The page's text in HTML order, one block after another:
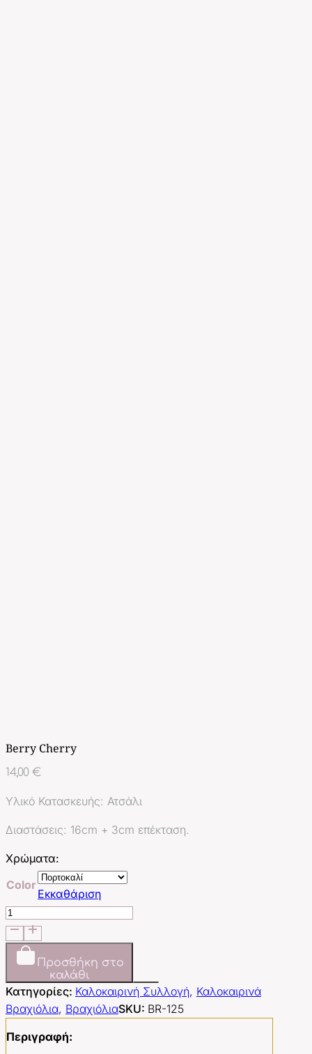
Berry Cherry
14,00 €
Υλικό Κατασκευής: Ατσάλι
Διαστάσεις: 16cm + 3cm επέκταση.
Χρώματα:
Color
Εκκαθάριση
Berry
Cherry
ποσότητα
Προσθήκη στο
καλάθι
Κατηγορίες: Καλοκαιρινή Συλλογή, Καλοκαιρινά
Βραχιόλια, ΒραχιόλιαSKU: BR-125
Περιγραφή: